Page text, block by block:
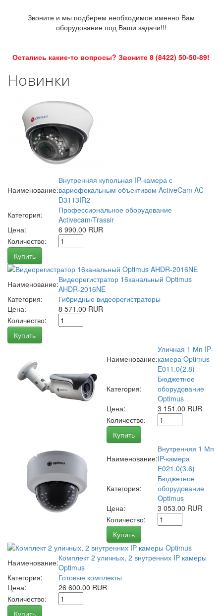
Звоните и мы подберем необходимое именно Вам
оборудование под Ваши задачи!!!
Остались какие-то вопросы? Звоните 8 (8422) 50-50-89!
Новинки
Наименование:
Внутренняя купольная IP-камера с
вариофокальным объективом ActiveCam AC-
D3113IR2
Категория:
Профессиональное оборудование
Activecam/Trassir
Цена:
6 990.00 RUR
Количество:
Купить
Наименование:Видеорегистратор 16канальный Optimus
AHDR-2016NE
Категория:
Гибридные видеорегистраторы
Цена:
8 571.00 RUR
Количество:
Купить
Наименование:
Уличная 1 Мп IP-
камера Optimus
E011.0(2.8)
Категория:
Бюджетное
оборудование
Optimus
Цена:
3 151.00 RUR
Количество:
Купить
Наименование:
Внутренняя 1 Мп
IP-камера
E021.0(3.6)
Категория:
Бюджетное
оборудование
Optimus
Цена:
3 053.00 RUR
Количество:
Купить
Наименование:Комплект 2 уличных, 2 внутренних IP камеры
Optimus
Категория:
Готовые комплекты
Цена:
26 600.00 RUR
Количество:
Купить